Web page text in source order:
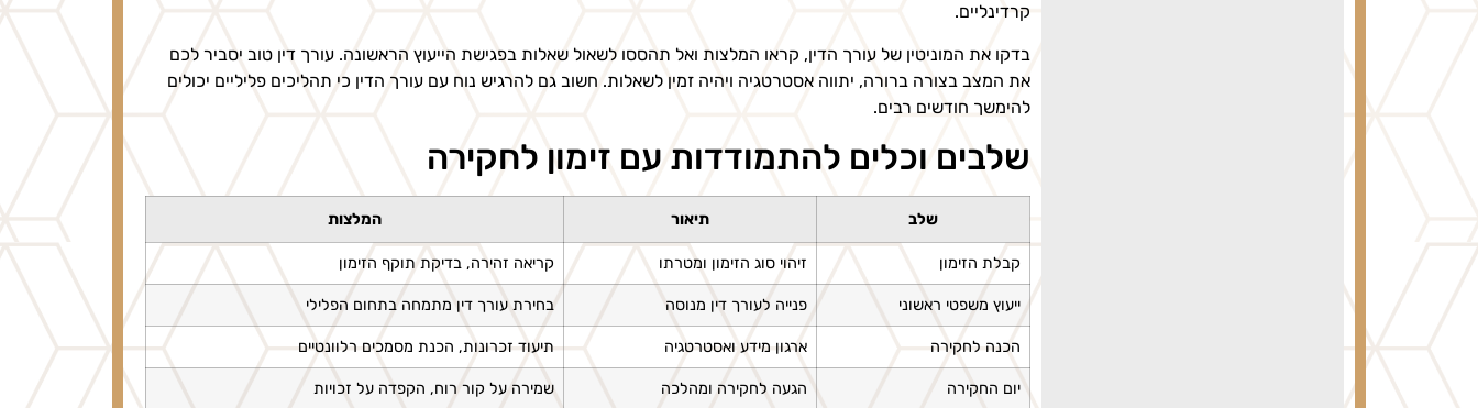
קרדינליים.
בדקו את המוניטין של עורך הדין, קראו המלצות ואל תהססו לשאול שאלות בפגישת הייעוץ הראשונה. עורך דין טוב יסביר לכם
את המצב בצורה ברורה, יתווה אסטרטגיה ויהיה זמין לשאלות. חשוב גם להרגיש נוח עם עורך הדין כי תהליכים פליליים יכולים
להימשך חודשים רבים.
שלבים וכלים להתמודדות עם זימון לחקירה
שלב תיאור המלצות
קבלת הזימון זיהוי סוג הזימון ומטרתו קריאה זהירה, בדיקת תוקף הזימון
ייעוץ משפטי ראשוני פנייה לעורך דין מנוסה בחירת עורך דין מתמחה בתחום הפלילי
הכנה לחקירה ארגון מידע ואסטרטגיה תיעוד זכרונות, הכנת מסמכים רלוונטיים
יום החקירה הגעה לחקירה ומהלכה שמירה על קור רוח, הקפדה על זכויות